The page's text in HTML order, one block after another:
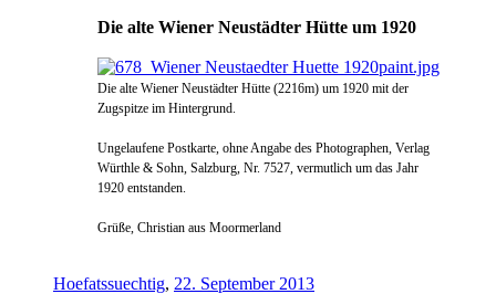
Die alte Wiener Neustädter Hütte um 1920
Die alte Wiener Neustädter Hütte (2216m) um 1920 mit der
Zugspitze im Hintergrund.
Ungelaufene Postkarte, ohne Angabe des Photographen, Verlag
Würthle & Sohn, Salzburg, Nr. 7527, vermutlich um das Jahr
1920 entstanden.
Grüße, Christian aus Moormerland
Hoefatssuechtig, 22. September 2013